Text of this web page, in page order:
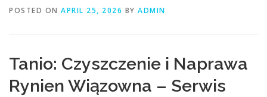
POSTED ON APRIL 25, 2026 BY ADMIN
Tanio: Czyszczenie i Naprawa
Rynien Wiązowna – Serwis